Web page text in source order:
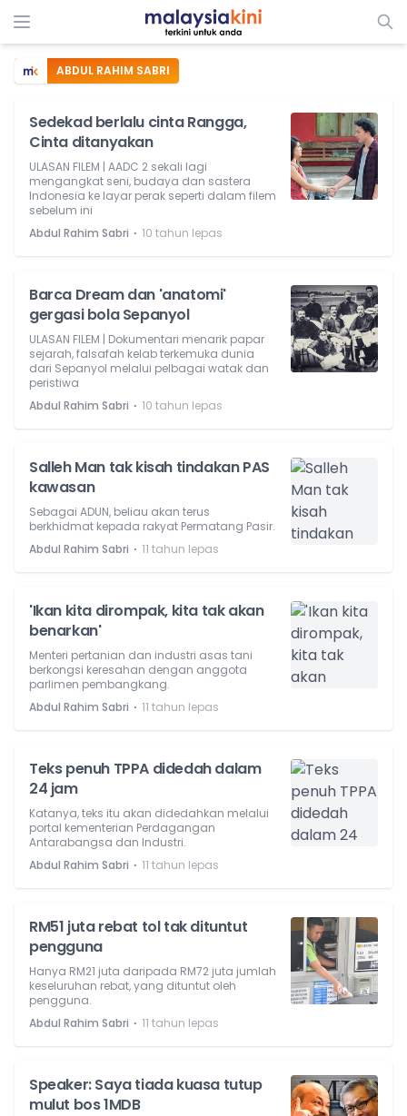
ABDUL RAHIM SABRI
Sedekad berlalu cinta Rangga,
Cinta ditanyakan
ULASAN FILEM | AADC 2 sekali lagi
mengangkat seni, budaya dan sastera
Indonesia ke layar perak seperti dalam filem
sebelum ini
Abdul Rahim Sabri ⋅ 10 tahun lepas
Barca Dream dan 'anatomi'
gergasi bola Sepanyol
ULASAN FILEM | Dokumentari menarik papar
sejarah, falsafah kelab terkemuka dunia
dari Sepanyol melalui pelbagai watak dan
peristiwa
Abdul Rahim Sabri ⋅ 10 tahun lepas
Salleh Man tak kisah tindakan PAS
kawasan
Sebagai ADUN, beliau akan terus
berkhidmat kepada rakyat Permatang Pasir.
Abdul Rahim Sabri ⋅ 11 tahun lepas
'Ikan kita dirompak, kita tak akan
benarkan'
Menteri pertanian dan industri asas tani
berkongsi keresahan dengan anggota
parlimen pembangkang.
Abdul Rahim Sabri ⋅ 11 tahun lepas
Teks penuh TPPA didedah dalam
24 jam
Katanya, teks itu akan didedahkan melalui
portal kementerian Perdagangan
Antarabangsa dan Industri.
Abdul Rahim Sabri ⋅ 11 tahun lepas
RM51 juta rebat tol tak dituntut
pengguna
Hanya RM21 juta daripada RM72 juta jumlah
keseluruhan rebat, yang dituntut oleh
pengguna.
Abdul Rahim Sabri ⋅ 11 tahun lepas
Speaker: Saya tiada kuasa tutup
mulut bos 1MDB